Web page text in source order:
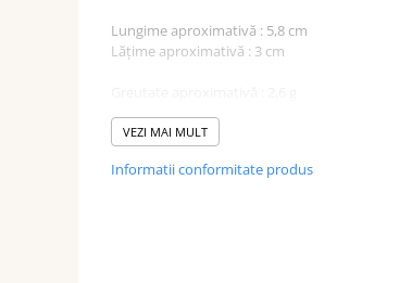
Lungime aproximativă : 5,8 cm
Lățime aproximativă : 3 cm
Culoare: Negru
VEZI MAI MULT
Informatii conformitate produs